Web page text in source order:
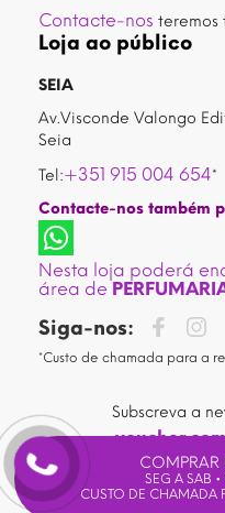
Contacte-nos teremos
Loja ao público
SEIA
Av.Visconde Valongo
Seia
Tel:+351 915 004 654*
Contacte-nos também
Nesta loja poderá
área de
Siga-nos:
*Custo de chamada para a
Subscreva a
voucher
em
(* não acumuláveis com
COMPRAR
SEG A SAB
CUSTO DE CHAMADA